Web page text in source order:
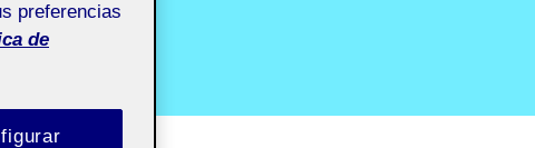
preferencias
de